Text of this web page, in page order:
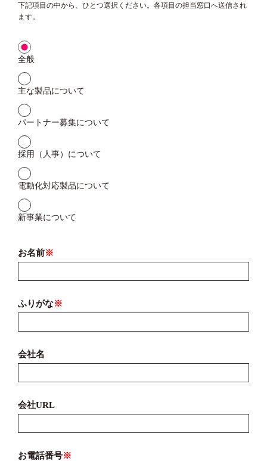
下記項目の中から、ひとつ選択ください。各項目の担当窓口へ送信され
ます。
全般
主な製品について
パートナー募集について
採用（人事）について
電動化対応製品について
新事業について
お名前※
ふりがな※
会社名
会社URL
お電話番号※